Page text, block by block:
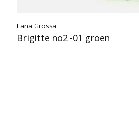
Lana Grossa
Brigitte no2 -01 groen